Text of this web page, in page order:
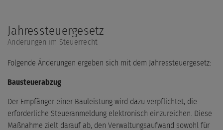
Jahressteuergesetz
Änderungen im Steuerrecht
Folgende Änderungen ergeben sich mit dem Jahressteuergesetz:
Bausteuerabzug
Der Empfänger einer Bauleistung wird dazu verpflichtet, die
erforderliche Steueranmeldung elektronisch einzureichen. Diese
Maßnahme zielt darauf ab, den Verwaltungsaufwand sowohl für